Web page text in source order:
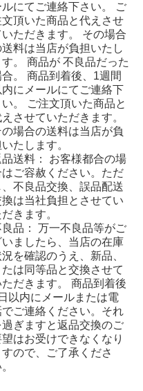
ルにてご連絡下さい。 ご
文頂いた商品と代えさせ
いただきます。 その場合
送料は当店が負担いたし
す。 商品が 不良品だった
合。 商品到着後、1週間
内にメールにてご連絡下
い。 ご注文頂いた商品と
させていただきます。
の場合の送料は当店が負
たします。
品送料： お客様都合の場
はご容赦ください。ただ
、不良品交換、誤品配送
換は当社負担とさせてい
きます。
良品： 万一不良品等がご
いましたら、当店の在庫
を確認のうえ、新品、
たは同等品と交換させて
ただきます。 商品到着後
以内にメールまたは電
でご連絡ください。それ
過ぎますと返品交換のご
望はお受けできなくなり
すので、ご了承くださ